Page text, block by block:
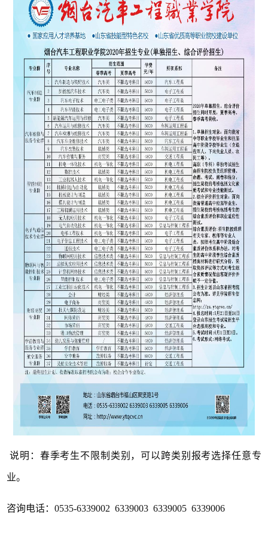
说明：春季考生不限制类别，可以跨类别报考选择任意专
业。
咨询电话：0535-6339002 6339003 6339005 6339006